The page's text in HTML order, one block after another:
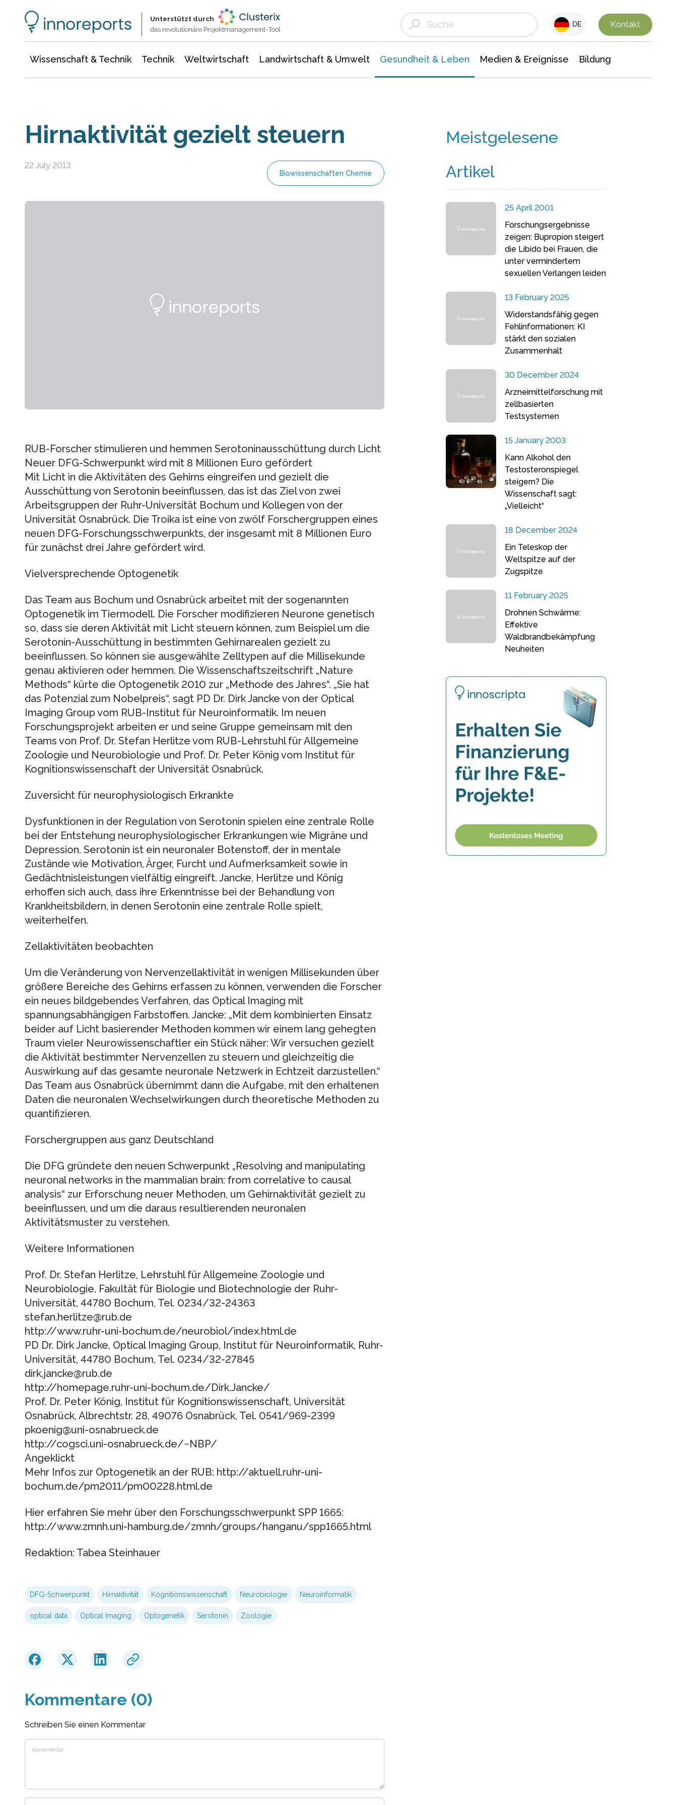
Unterstützt durch
das revolutionäre Projektmanagement-Tool
DE Kontakt
Wissenschaft & Technik Technik Weltwirtschaft Landwirtschaft & Umwelt Gesundheit & Leben Medien & Ereignisse Bildung
Hirnaktivität gezielt steuern
22 July 2013
Biowissenschaften Chemie
RUB-Forscher stimulieren und hemmen Serotoninausschüttung durch Licht
Neuer DFG-Schwerpunkt wird mit 8 Millionen Euro gefördert
Mit Licht in die Aktivitäten des Gehirns eingreifen und gezielt die
Ausschüttung von Serotonin beeinflussen, das ist das Ziel von zwei
Arbeitsgruppen der Ruhr-Universität Bochum und Kollegen von der
Universität Osnabrück. Die Troika ist eine von zwölf Forschergruppen eines
neuen DFG-Forschungsschwerpunkts, der insgesamt mit 8 Millionen Euro
für zunächst drei Jahre gefördert wird.
Vielversprechende Optogenetik
Das Team aus Bochum und Osnabrück arbeitet mit der sogenannten
Optogenetik im Tiermodell. Die Forscher modifizieren Neurone genetisch
so, dass sie deren Aktivität mit Licht steuern können, zum Beispiel um die
Serotonin-Ausschüttung in bestimmten Gehirnarealen gezielt zu
beeinflussen. So können sie ausgewählte Zelltypen auf die Millisekunde
genau aktivieren oder hemmen. Die Wissenschaftszeitschrift „Nature
Methods“ kürte die Optogenetik 2010 zur „Methode des Jahres“. „Sie hat
das Potenzial zum Nobelpreis“, sagt PD Dr. Dirk Jancke von der Optical
Imaging Group vom RUB-Institut für Neuroinformatik. Im neuen
Forschungsprojekt arbeiten er und seine Gruppe gemeinsam mit den
Teams von Prof. Dr. Stefan Herlitze vom RUB-Lehrstuhl für Allgemeine
Zoologie und Neurobiologie und Prof. Dr. Peter König vom Institut für
Kognitionswissenschaft der Universität Osnabrück.
Zuversicht für neurophysiologisch Erkrankte
Dysfunktionen in der Regulation von Serotonin spielen eine zentrale Rolle
bei der Entstehung neurophysiologischer Erkrankungen wie Migräne und
Depression. Serotonin ist ein neuronaler Botenstoff, der in mentale
Zustände wie Motivation, Ärger, Furcht und Aufmerksamkeit sowie in
Gedächtnisleistungen vielfältig eingreift. Jancke, Herlitze und König
erhoffen sich auch, dass ihre Erkenntnisse bei der Behandlung von
Krankheitsbildern, in denen Serotonin eine zentrale Rolle spielt,
weiterhelfen.
Zellaktivitäten beobachten
Um die Veränderung von Nervenzellaktivität in wenigen Millisekunden über
größere Bereiche des Gehirns erfassen zu können, verwenden die Forscher
ein neues bildgebendes Verfahren, das Optical Imaging mit
spannungsabhängigen Farbstoffen. Jancke: „Mit dem kombinierten Einsatz
beider auf Licht basierender Methoden kommen wir einem lang gehegten
Traum vieler Neurowissenschaftler ein Stück näher: Wir versuchen gezielt
die Aktivität bestimmter Nervenzellen zu steuern und gleichzeitig die
Auswirkung auf das gesamte neuronale Netzwerk in Echtzeit darzustellen.“
Das Team aus Osnabrück übernimmt dann die Aufgabe, mit den erhaltenen
Daten die neuronalen Wechselwirkungen durch theoretische Methoden zu
quantifizieren.
Forschergruppen aus ganz Deutschland
Die DFG gründete den neuen Schwerpunkt „Resolving and manipulating
neuronal networks in the mammalian brain: from correlative to causal
analysis“ zur Erforschung neuer Methoden, um Gehirnaktivität gezielt zu
beeinflussen, und um die daraus resultierenden neuronalen
Aktivitätsmuster zu verstehen.
Weitere Informationen
Prof. Dr. Stefan Herlitze, Lehrstuhl für Allgemeine Zoologie und
Neurobiologie, Fakultät für Biologie und Biotechnologie der Ruhr-
Universität, 44780 Bochum, Tel. 0234/32-24363
stefan.herlitze@rub.de
http://www.ruhr-uni-bochum.de/neurobiol/index.html.de
PD Dr. Dirk Jancke, Optical Imaging Group, Institut für Neuroinformatik, Ruhr-
Universität, 44780 Bochum, Tel. 0234/32-27845
dirk.jancke@rub.de
http://homepage.ruhr-uni-bochum.de/Dirk.Jancke/
Prof. Dr. Peter König, Institut für Kognitionswissenschaft, Universität
Osnabrück, Albrechtstr. 28, 49076 Osnabrück, Tel. 0541/969-2399
pkoenig@uni-osnabrueck.de
http://cogsci.uni-osnabrueck.de/~NBP/
Angeklickt
Mehr Infos zur Optogenetik an der RUB: http://aktuell.ruhr-uni-
bochum.de/pm2011/pm00228.html.de
Hier erfahren Sie mehr über den Forschungsschwerpunkt SPP 1665:
http://www.zmnh.uni-hamburg.de/zmnh/groups/hanganu/spp1665.html
Redaktion: Tabea Steinhauer
DFG-Schwerpunkt Hirnaktivität Kognitionswissenschaft Neurobiologie Neuroinformatik
optical data Optical Imaging Optogenetik Serotonin Zoologie
Kommentare (0)
Schreiben Sie einen Kommentar
Meistgelesene
Artikel
25 April 2001
Forschungsergebnisse
zeigen: Bupropion steigert
die Libido bei Frauen, die
unter vermindertem
sexuellen Verlangen leiden
13 February 2025
Widerstandsfähig gegen
Fehlinformationen: KI
stärkt den sozialen
Zusammenhalt
30 December 2024
Arzneimittelforschung mit
zellbasierten
Testsystemen
15 January 2003
Kann Alkohol den
Testosteronspiegel
steigern? Die
Wissenschaft sagt:
„Vielleicht“
18 December 2024
Ein Teleskop der
Weltspitze auf der
Zugspitze
11 February 2025
Drohnen Schwärme:
Effektive
Waldbrandbekämpfung
Neuheiten